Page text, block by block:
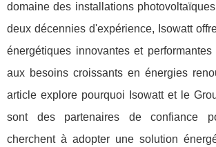
domaine des installations
deux décennies d'expérience, Isowatt
énergétiques innovantes et
aux besoins croissants en énergies
article explore pourquoi Isowatt et le
sont des partenaires de confiance
cherchent à adopter une solution